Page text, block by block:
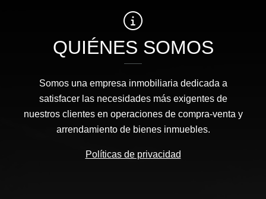
QUIÉNES SOMOS
Somos una empresa inmobiliaria dedicada a
satisfacer las necesidades más exigentes de
nuestros clientes en operaciones de compra-venta y
arrendamiento de bienes inmuebles.
Políticas de privacidad